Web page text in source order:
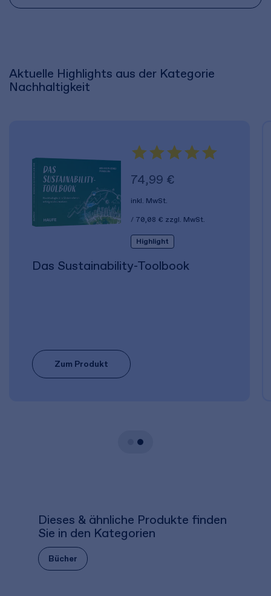
Aktuelle Highlights aus der Kategorie
Nachhaltigkeit
74,99 €
inkl. MwSt.
70,08 € zzgl. MwSt.
Highlight
Das Sustainability-Toolbook
Zum Produkt
Dieses & ähnliche Produkte finden
Sie in den Kategorien
Bücher